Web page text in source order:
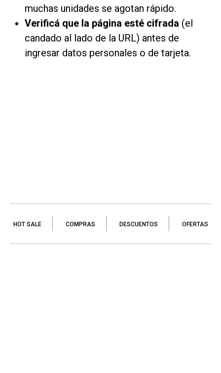
muchas unidades se agotan rápido.
Verificá que la página esté cifrada (el
candado al lado de la URL) antes de
ingresar datos personales o de tarjeta.
HOT SALE COMPRAS DESCUENTOS OFERTAS